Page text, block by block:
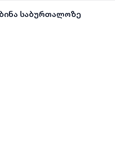
საბურთალოზე